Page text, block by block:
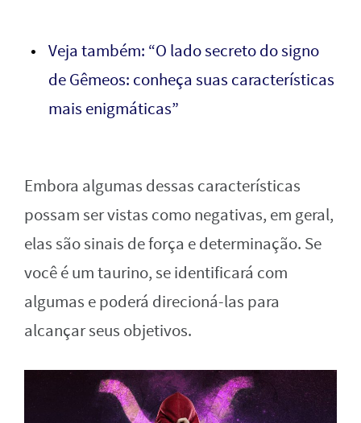
Veja também: “O lado secreto do signo
de Gêmeos: conheça suas características
mais enigmáticas”
Embora algumas dessas características
possam ser vistas como negativas, em geral,
elas são sinais de força e determinação. Se
você é um taurino, se identificará com
algumas e poderá direcioná-las para
alcançar seus objetivos.